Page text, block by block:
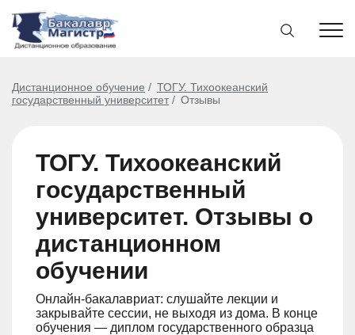
Дистанционное обучение
ТОГУ. Тихоокеанский
государственный университет
Отзывы
ТОГУ. Тихоокеанский
государственный
университет. Отзывы о
дистанционном
обучении
Онлайн-бакалавриат: слушайте лекции и
закрывайте сессии, не выходя из дома. В конце
обучения — диплом государственного образца